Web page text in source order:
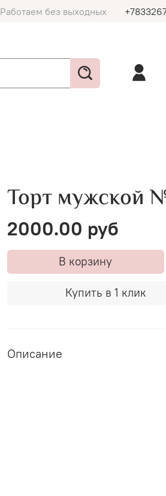
Работаем без выходных
Торт мужской
2000.00 руб
В корзину
Купить в 1 клик
Описание